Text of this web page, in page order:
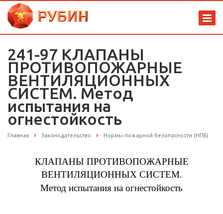
241-97 КЛАПАНЫ
ПРОТИВОПОЖАРНЫЕ
ВЕНТИЛЯЦИОННЫХ
СИСТЕМ. Метод
испытания на
огнестойкость
Главная Законодательство Нормы пожарной безопасности (НПБ)
КЛАПАНЫ ПРОТИВОПОЖАРНЫЕ
ВЕНТИЛЯЦИОННЫХ СИСТЕМ.
Метод испытания на огнестойкость